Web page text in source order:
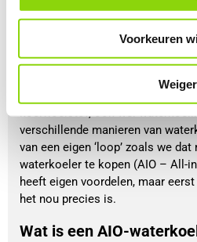
Voorkeuren
Bekijk ze hier
Wat is waterkoeling?
Een andere manier om je
koelvloeistof, ook wel
verschillende manieren van
van een eigen ‘loop’ zoals we
waterkoeler te kopen (AIO – All-
heeft eigen voordelen, maar
het nou precies is.
Wat is een AIO-